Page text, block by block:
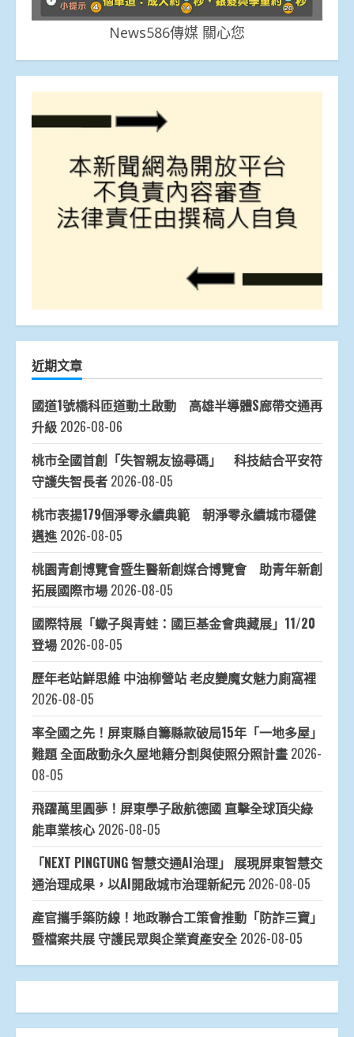
News586傳媒 關心您
近期文章
國道1號橋科匝道動土啟動 高雄半導體S廊帶交通再
升級 2026-08-06
桃市全國首創「失智親友協尋碼」 科技結合平安符
守護失智長者 2026-08-05
桃市表揚179個淨零永續典範 朝淨零永續城市穩健
邁進 2026-08-05
桃園青創博覽會暨生醫新創媒合博覽會 助青年新創
拓展國際市場 2026-08-05
國際特展「蠍子與青蛙：國巨基金會典藏展」11/20
登場 2026-08-05
歷年老站鮮思維 中油柳營站 老皮變魔女魅力廁窩裡
2026-08-05
率全國之先！屏東縣自籌縣款破局15年「一地多屋」
難題 全面啟動永久屋地籍分割與使照分照計畫 2026-
08-05
飛躍萬里圓夢！屏東學子啟航德國 直擊全球頂尖綠
能車業核心 2026-08-05
「NEXT PINGTUNG 智慧交通AI治理」 展現屏東智慧交
通治理成果，以AI開啟城市治理新紀元 2026-08-05
產官攜手築防線！地政聯合工策會推動「防詐三寶」
暨檔案共展 守護民眾與企業資產安全 2026-08-05